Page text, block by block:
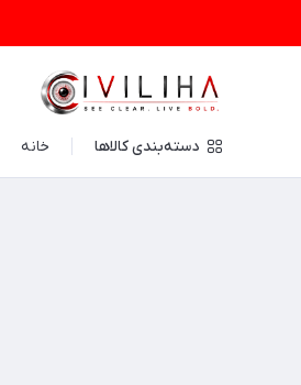
دسته‌بندی کالاها خانه